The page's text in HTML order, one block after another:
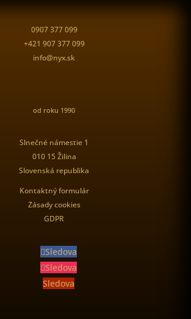
0907 377 099
+421 907 377 099
info@nyx.sk
od roku 1990
Slnečné námestie 1
010 15 Žilina
Slovenská republika
Kontaktný formulár
Zásady cookies
GDPR
Sledova
Sledova
Sledova